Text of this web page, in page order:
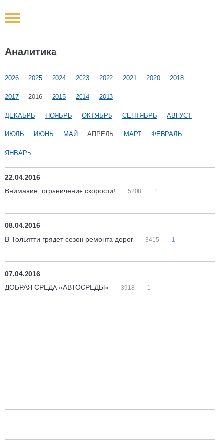
Аналитика
2026 2025 2024 2023 2022 2021 2020 2018
2017 2016 2015 2014 2013
ДЕКАБРЬ НОЯБРЬ ОКТЯБРЬ СЕНТЯБРЬ АВГУСТ
ИЮЛЬ ИЮНЬ МАЙ АПРЕЛЬ МАРТ ФЕВРАЛЬ
ЯНВАРЬ
22.04.2016
Внимание, ограничение скорости!
5208 1
08.04.2016
В Тольятти грядет сезон ремонта дорог
3415 1
07.04.2016
ДОБРАЯ СРЕДА «АВТОСРЕДЫ»
3918 1
Новости РФ
Наши мероприятия
Статьи